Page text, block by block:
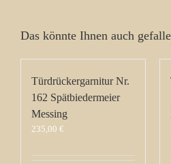
Das könnte Ihnen auch
Türdrückergarnitur Nr.
162 Spätbiedermeier
Messing
235,00 €